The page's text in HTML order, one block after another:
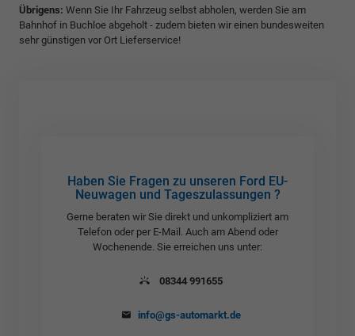
Übrigens: Wenn Sie Ihr Fahrzeug selbst abholen, werden Sie am
Bahnhof in Buchloe abgeholt - zudem bieten wir einen bundesweiten
sehr günstigen vor Ort Lieferservice!
Haben Sie Fragen zu unseren Ford EU-
Neuwagen und Tageszulassungen ?
Gerne beraten wir Sie direkt und unkompliziert am
Telefon oder per E-Mail. Auch am Abend oder
Wochenende. Sie erreichen uns unter:
08344 991655
info@gs-automarkt.de